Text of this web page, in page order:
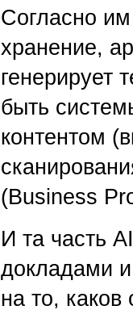
Согласно
хранение,
генерирует
быть
контентом
(Business
И та часть
докладами и
на то,